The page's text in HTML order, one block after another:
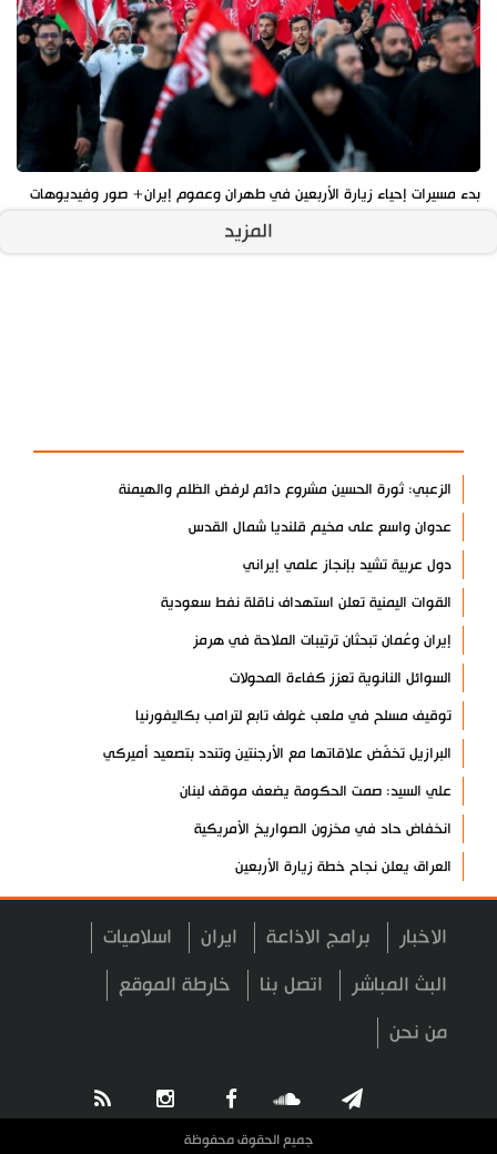
بدء مسيرات إحياء زيارة الأربعين في طهران وعموم إيران+ صور وفيديوهات
المزيد
الزعبي: ثورة الحسين مشروع دائم لرفض الظلم والهيمنة
عدوان واسع على مخيم قلنديا شمال القدس
دول عربية تشيد بإنجاز علمي إيراني
القوات اليمنية تعلن استهداف ناقلة نفط سعودية
إيران وعُمان تبحثان ترتيبات الملاحة في هرمز
السوائل النانوية تعزز كفاءة المحولات
توقيف مسلح في ملعب غولف تابع لترامب بكاليفورنيا
البرازيل تخفّض علاقاتها مع الأرجنتين وتندد بتصعيد أميركي
علي السيد: صمت الحكومة يضعف موقف لبنان
انخفاض حاد في مخزون الصواريخ الأمريكية
العراق يعلن نجاح خطة زيارة الأربعين
رضائي: إيران جاهزة للدفاع عن سيادتها
رئيس بلدية طهران يلتقي مع متولي العتبة الحسينية ومحافظ كربلاء
تقرير مصور.. مراسم عزاء الأربعين بجوار مكان استشهاد الإمام
فريق طبي إيراني ينقذ حياة طفل عراقي بأعجوبة+ فيديو
الشيخ قاسم: المقاومة مستمرة ما دام الاحتلال موجودا
حمادة: إيران تشكل لاعبا رئيسا على خارطة العالم
الاخبار برامج الاذاعة ايران اسلاميات
البث المباشر اتصل بنا خارطة الموقع
من نحن
جميع الحقوق محفوظة